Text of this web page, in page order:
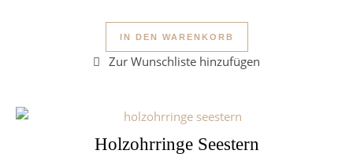
Holzohrringe Perlmutt Blume
IN DEN WARENKORB
Holzohrringe Seestern